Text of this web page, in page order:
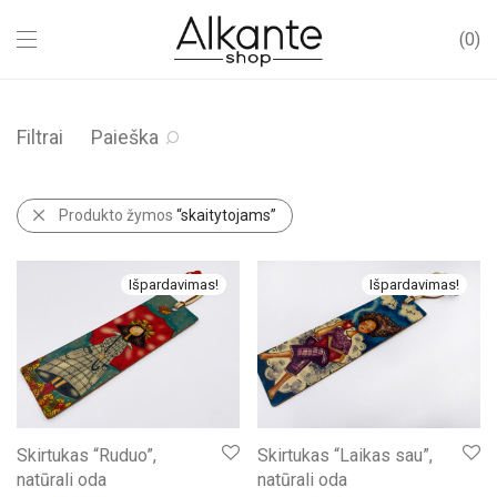
0
Filtrai Paieška
Produkto žymos “skaitytojams”
Išpardavimas!
Skirtukas “Ruduo”,
natūrali oda
Išpardavimas!
Skirtukas “Laikas sau”,
natūrali oda